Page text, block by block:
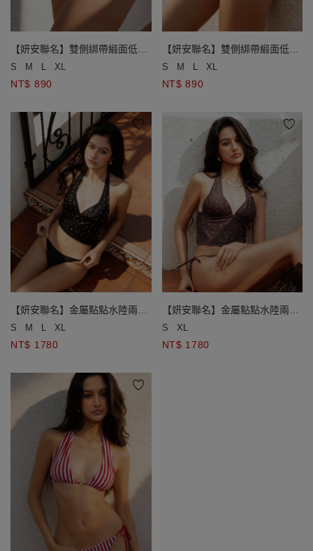
【妍安聯名】雙側綁帶緞面低腰
泳褲
S M L XL
NT$ 890
【妍安聯名】雙側綁帶緞面低腰
泳褲
S M L XL
NT$ 890
【妍安聯名】金屬點點水陸兩穿
比基尼
S M L XL
NT$ 1780
【妍安聯名】金屬點點水陸兩穿
比基尼
S XL
NT$ 1780